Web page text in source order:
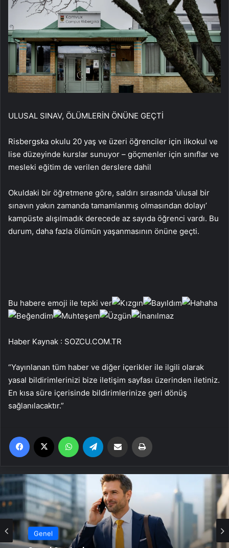
ULUSAL SINAV, ÖLÜMLERİN ÖNÜNE GEÇTİ
Risbergska okulu 20 yaş ve üzeri öğrenciler için ilkokul ve
lise düzeyinde kurslar sunuyor – göçmenler için sınıflar ve
mesleki eğitim de verilen derslere dahil
Okuldaki bir öğretmene göre, saldırı sırasında ‘ulusal bir
sınavın yakın zamanda tamamlanmış olmasından dolayı’
kampüste alışılmadık derecede az sayıda öğrenci vardı. Bu
durum, daha fazla ölümün yaşanmasının önüne geçti.
Bu habere emoji ile tepki ver
Haber Kaynak : SOZCU.COM.TR
“Yayınlanan tüm haber ve diğer içerikler ile ilgili olarak
yasal bildirimlerinizi bize iletişim sayfası üzerinden iletiniz.
En kısa süre içerisinde bildirimlerinize geri dönüş
sağlanılacaktır.”
Facebook WhatsApp Email'den paylaş
Genel